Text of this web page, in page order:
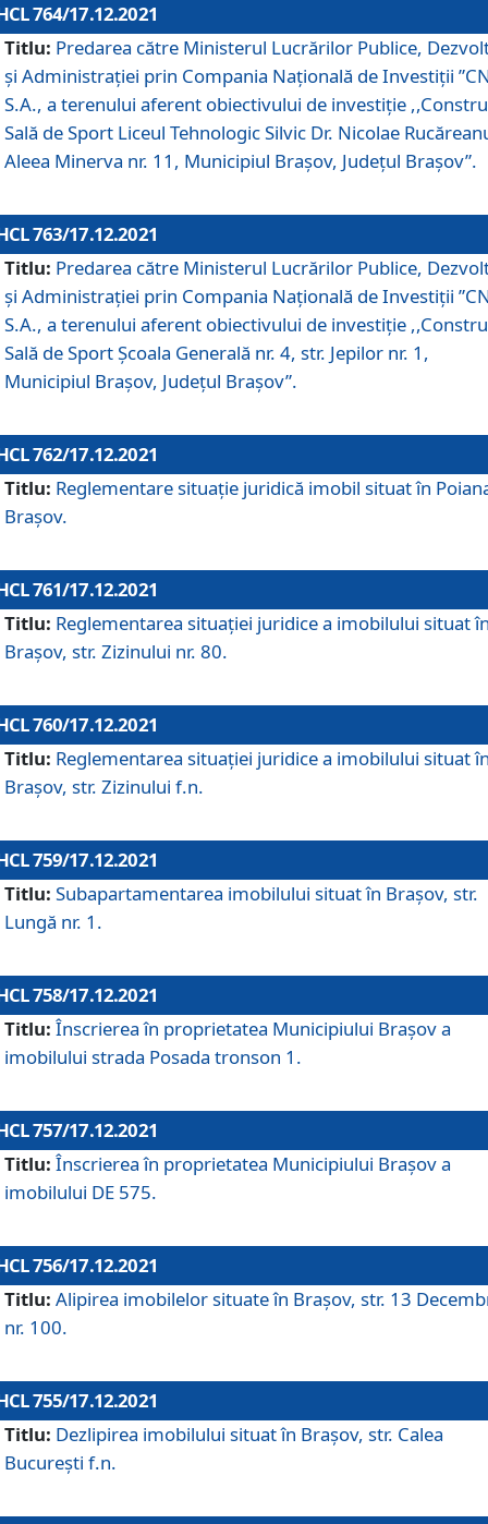
764/17.12.2021
Titlu: Predarea către Ministerul Lucrărilor Publice,
și Administrației prin Compania Naţională de Investiţii
S.A., a terenului aferent obiectivului de investiţie
Sală de Sport Liceul Tehnologic Silvic Dr. Nicolae
Aleea Minerva nr. 11, Municipiul Brașov, Județul Brașov”.
763/17.12.2021
Titlu: Predarea către Ministerul Lucrărilor Publice,
și Administrației prin Compania Naţională de Investiţii
S.A., a terenului aferent obiectivului de investiție
Sală de Sport Școala Generală nr. 4, str. Jepilor nr. 1,
Municipiul Brașov, Județul Brașov”.
762/17.12.2021
Titlu: Reglementare situație juridică imobil situat în
Brașov.
761/17.12.2021
Titlu: Reglementarea situației juridice a imobilului situat
Brașov, str. Zizinului nr. 80.
760/17.12.2021
Titlu: Reglementarea situației juridice a imobilului situat
Brașov, str. Zizinului f.n.
759/17.12.2021
Titlu: Subapartamentarea imobilului situat în Brașov, str.
Lungă nr. 1.
758/17.12.2021
Titlu: Înscrierea în proprietatea Municipiului Brașov a
imobilului strada Posada tronson 1.
757/17.12.2021
Titlu: Înscrierea în proprietatea Municipiului Brașov a
imobilului DE 575.
756/17.12.2021
Titlu: Alipirea imobilelor situate în Brașov, str. 13
nr. 100.
755/17.12.2021
Titlu: Dezlipirea imobilului situat în Brașov, str. Calea
București f.n.